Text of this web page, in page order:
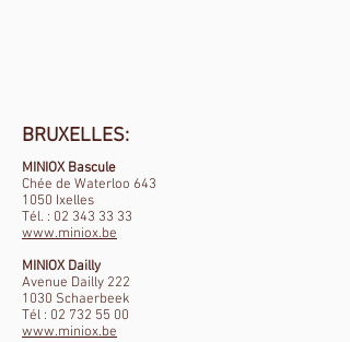
BRUXELLES:
MINIOX Bascule
Chée de Waterloo 643
1050 Ixelles
Tél. : 02 343 33 33
www.miniox.be
MINIOX Dailly
Avenue Dailly 222
1030 Schaerbeek
Tél : 02 732 55 00
www.miniox.be